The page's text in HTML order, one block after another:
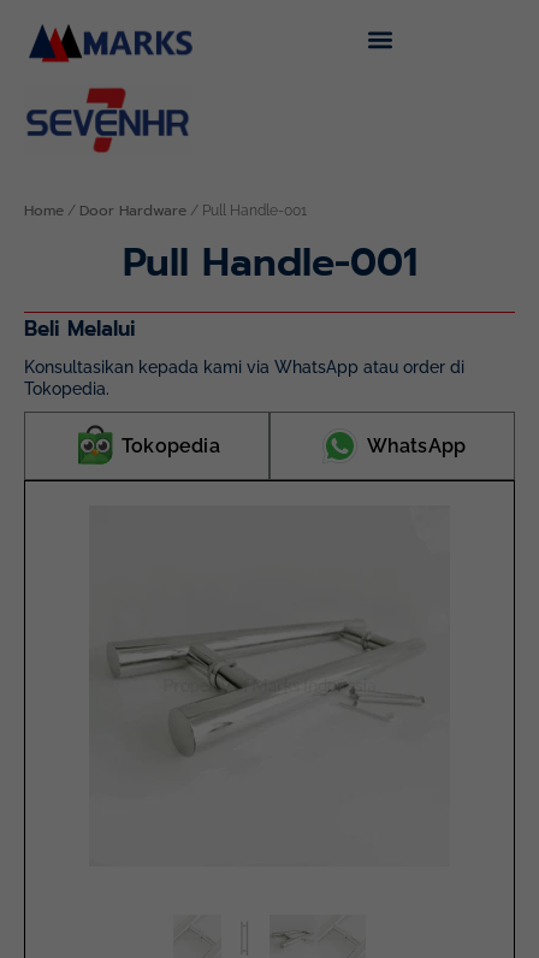
content
Home / Door Hardware / Pull Handle-001
Pull Handle-001
Beli Melalui
Konsultasikan kepada kami via WhatsApp atau order di
Tokopedia.
Tokopedia WhatsApp